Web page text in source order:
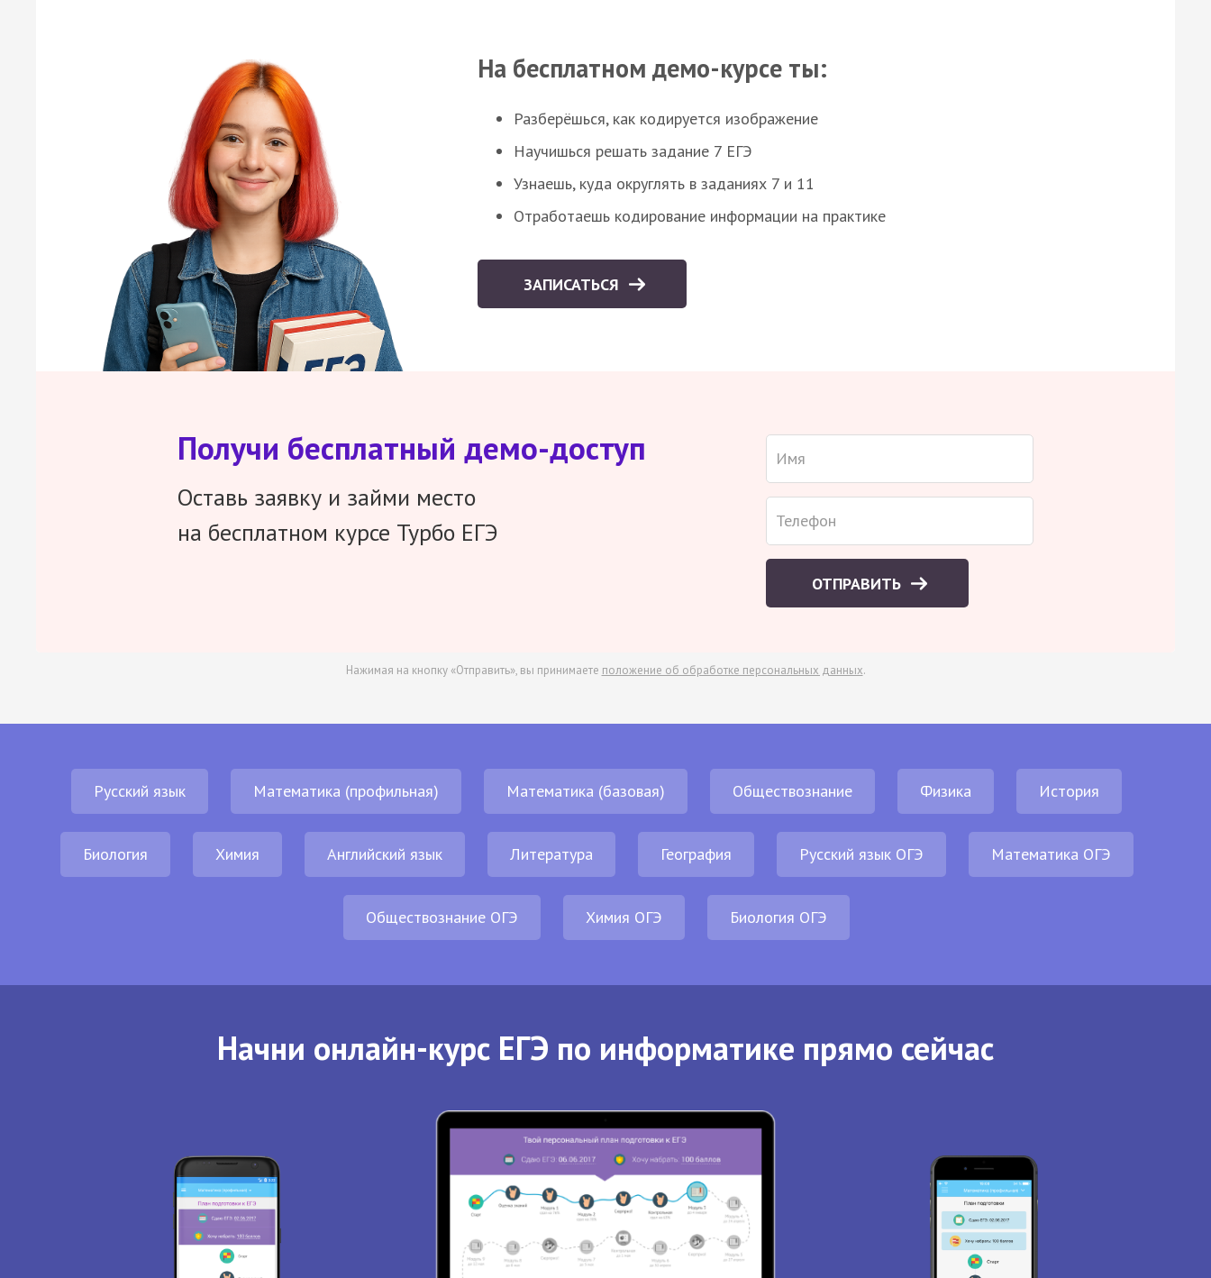
На бесплатном демо-курсе ты:
Разберёшься, как кодируется изображение
Научишься решать задание 7 ЕГЭ
Узнаешь, куда округлять в заданиях 7 и 11
Отработаешь кодирование информации на практике
ЗАПИСАТЬСЯ
Получи бесплатный демо-доступ
Оставь заявку и займи место
на бесплатном курсе Турбо ЕГЭ
ОТПРАВИТЬ
Нажимая на кнопку «Отправить», вы принимаете положение об обработке персональных данных.
Русский язык Математика (профильная) Математика (базовая) Обществознание Физика История
Биология Химия Английский язык Литература География Русский язык ОГЭ Математика ОГЭ
Обществознание ОГЭ Химия ОГЭ Биология ОГЭ
Начни онлайн-курс ЕГЭ по информатике прямо сейчас